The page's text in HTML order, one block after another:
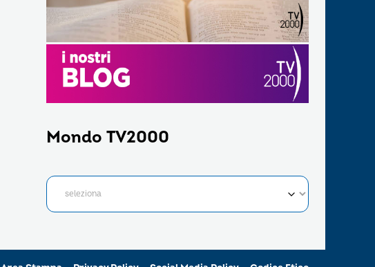
Mondo TV2000